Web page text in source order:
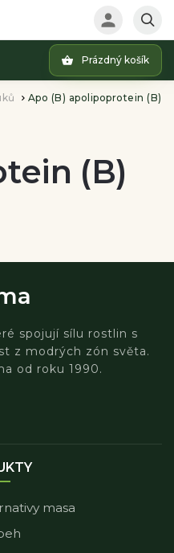
Prázdný košík
Apo (B) apolipoprotein (B)
(B)
spojují sílu rostlin s
z modrých zón světa.
od roku 1990.
masa